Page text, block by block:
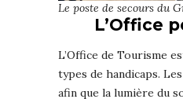
Le poste de secours du
L’Office
L’Office de Tourisme
types de handicaps.
afin que la lumière du